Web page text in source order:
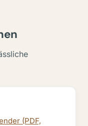
(PDF,